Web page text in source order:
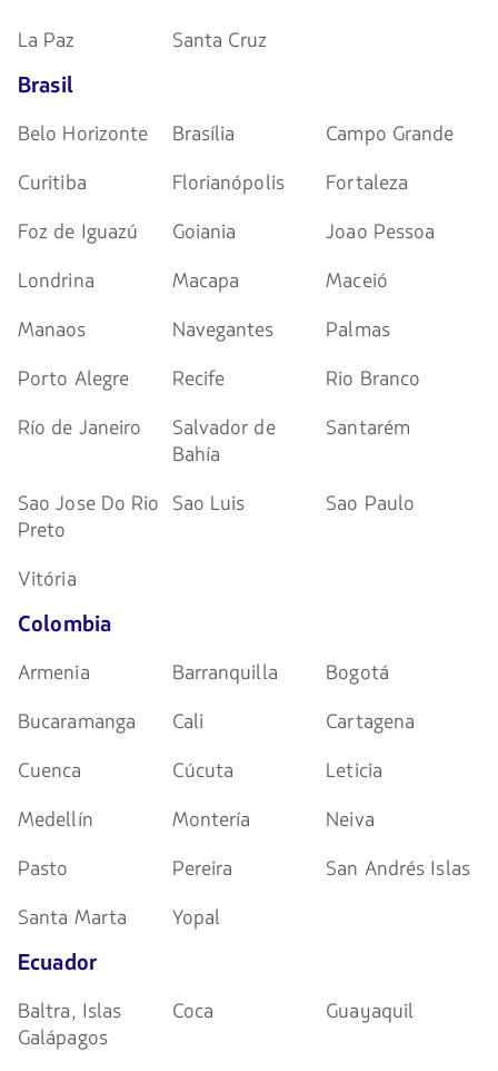
La Paz Santa Cruz
Brasil
Belo Horizonte Brasília
Campo Grande
Curitiba
Florianópolis
Fortaleza
Foz de Iguazú
Goiania
Joao Pessoa
Londrina
Macapa
Maceió
Manaos
Navegantes
Palmas
Porto Alegre
Recife
Rio Branco
Río de Janeiro
Salvador de
Bahía
Santarém
Sao Jose Do Rio
Preto
Sao Luis Sao Paulo
Vitória
Colombia
Armenia Barranquilla
Bogotá
Bucaramanga
Cali
Cartagena
Cuenca
Cúcuta
Leticia
Medellín
Montería
Neiva
Pasto
Pereira
San Andrés Islas
Santa Marta
Yopal
Ecuador
Baltra, Islas
Galápagos
Coca Guayaquil